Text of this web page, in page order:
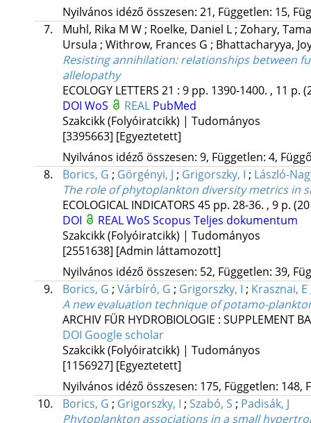
Nyilvános idéző összesen: 21, Független: 15,
7.
Muhl, Rika M W; Roelke, Daniel L; Zohary,
Ursula ; Withrow, Frances G ; Bhattacharyya,
Resisting annihilation: relationships between
allelopathy
ECOLOGY LETTERS 21 : 9 pp. 1390-1400. , 11 p.
DOI WoS REAL PubMed
Szakcikk (Folyóiratcikk) | Tudományos
[3395663] [Egyeztetett]
Nyilvános idéző összesen: 9, Független: 4,
8.
Borics, G ; Görgényi, J ; Grigorszky, I ; László-
The role of phytoplankton diversity metrics in
ECOLOGICAL INDICATORS 45 pp. 28-36. , 9 p.
DOI
REALWoS Scopus Teljes dokumentum
Szakcikk (Folyóiratcikk) | Tudományos
[2551638] [Admin láttamozott]
Nyilvános idéző összesen: 52, Független: 39,
9.
Borics, G ; Várbíró, G ; Grigorszky, I ; Krasznai, E
A new evaluation technique of potamo-
ARCHIV FÜR HYDROBIOLOGIE : SUPPLEMENT
DOI Google scholar
Szakcikk (Folyóiratcikk) | Tudományos
[1156927] [Egyeztetett]
Nyilvános idéző összesen: 175, Független: 148,
10.
Borics, G ; Grigorszky, I ; Szabó, S ; Padisák, J
Phytoplankton associations in a small